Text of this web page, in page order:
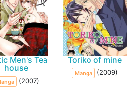
Men's Tea
house
(2007)
Toriko of mine
Manga (2009)